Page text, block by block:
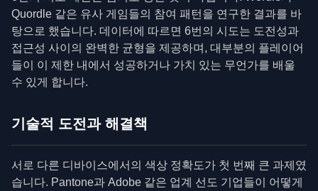
Quordle 같은 유사 게임들의 참여 패턴을 연구한 결과를 바
탕으로 했습니다. 데이터에 따르면 6번의 시도는 도전성과
접근성 사이의 완벽한 균형을 제공하며, 대부분의 플레이어
들이 이 제한 내에서 성공하거나 가치 있는 무언가를 배울
수 있게 합니다.
기술적 도전과 해결책
서로 다른 디바이스에서의 색상 정확도가 첫 번째 큰 과제였
습니다. Pantone과 Adobe 같은 업계 선도 기업들이 어떻게